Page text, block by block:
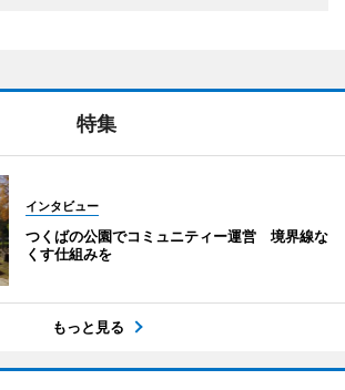
特集
インタビュー
つくばの公園でコミュニティー運営 境界線な
くす仕組みを
もっと見る